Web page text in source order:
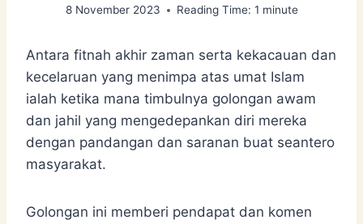
8 November 2023 Reading Time: 1 minute
Antara fitnah akhir zaman serta kekacauan dan
kecelaruan yang menimpa atas umat Islam
ialah ketika mana timbulnya golongan awam
dan jahil yang mengedepankan diri mereka
dengan pandangan dan saranan buat seantero
masyarakat.
Golongan ini memberi pendapat dan komen